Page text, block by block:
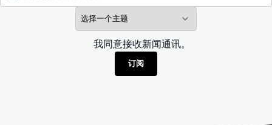
我同意接收新闻通讯。
订阅